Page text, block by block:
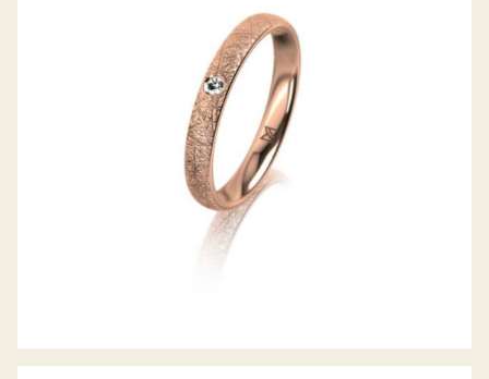
MEISTER TRAURING